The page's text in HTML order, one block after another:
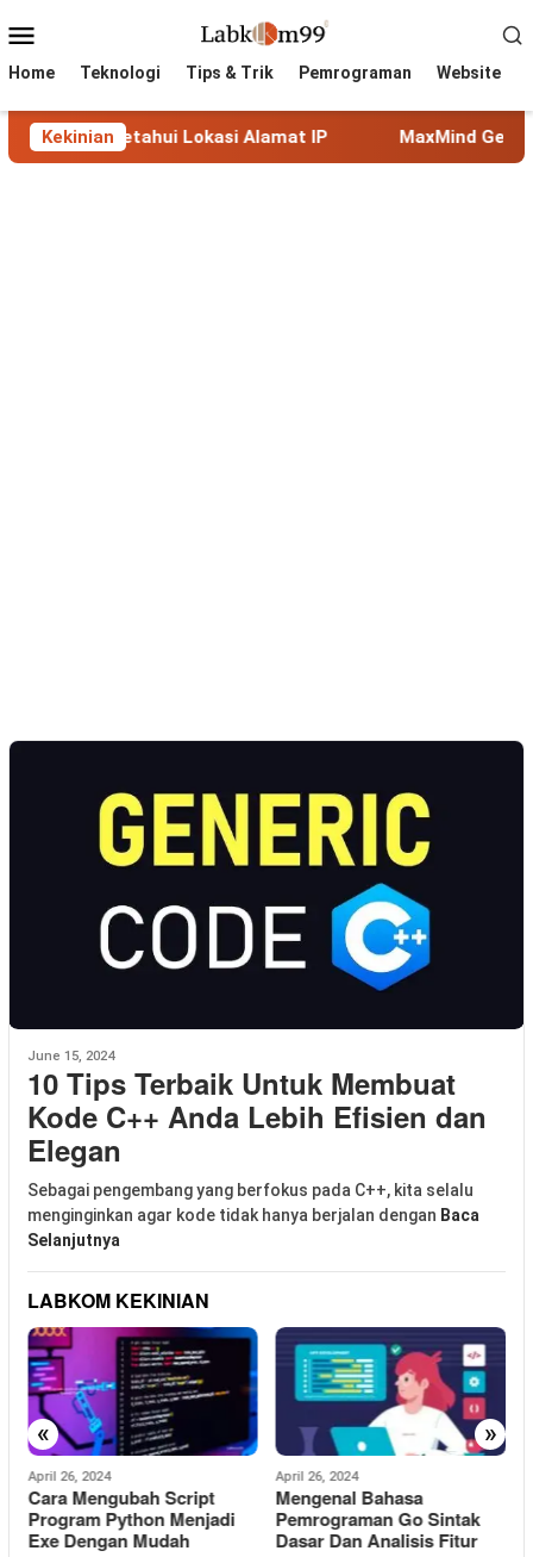
to
Menu
Home Teknologi Tips & Trik Pemrograman Website
Kekinian
Mengetahui Lokasi Alamat IP MaxMind GeoLite:
June 15, 2024
10 Tips Terbaik Untuk Membuat
Kode C++ Anda Lebih Efisien dan
Elegan
Sebagai pengembang yang berfokus pada C++, kita selalu
menginginkan agar kode tidak hanya berjalan dengan Baca
Selanjutnya
LABKOM KEKINIAN
« »
April 26, 2024
Cara Mengubah Script
Program Python Menjadi
Exe Dengan Mudah
April 26, 2024
Mengenal Bahasa
Pemrograman Go Sintak
Dasar Dan Analisis Fitur